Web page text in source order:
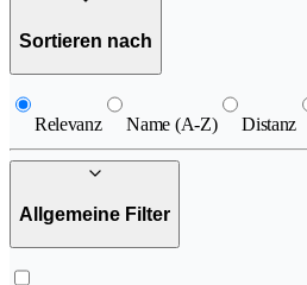
Sortieren nach
Relevanz Name (A-Z) Distanz
Allgemeine Filter